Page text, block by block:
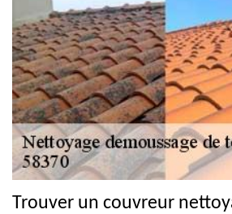
Trouver un couvreur